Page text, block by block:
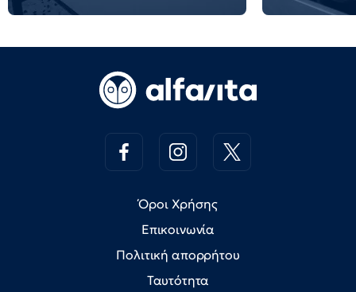
Όροι Χρήσης
Επικοινωνία
Πολιτική απορρήτου
Ταυτότητα